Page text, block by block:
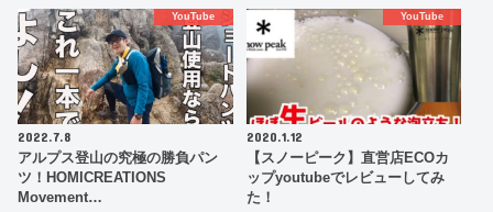
YouTube
2022.7.8
アルプス登山の究極の勝負パン
ツ！HOMICREATIONS
Movement…
YouTube
2020.1.12
【スノーピーク】直営店ECOカ
ップyoutubeでレビューしてみ
た！